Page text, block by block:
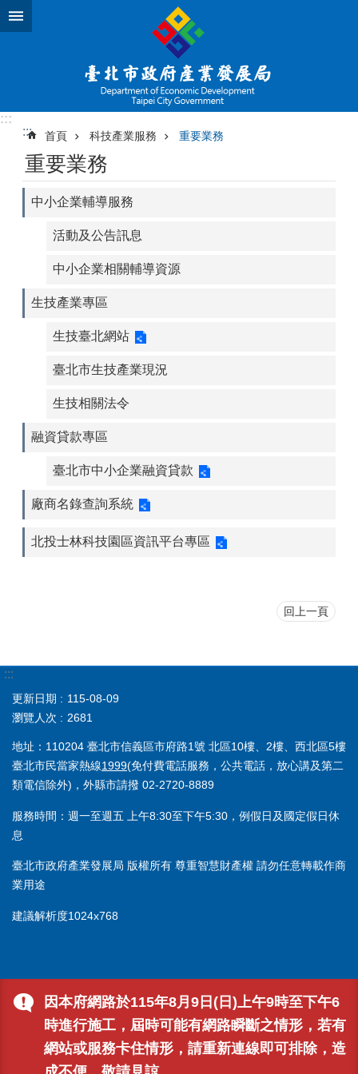
跳到主要內容區塊
:::
因本府網路於115年8月9日(日)上午9時至下午6
時進行施工，屆時可能有網路瞬斷之情形，若有
網站或服務卡住情形，請重新連線即可排除，造
::: 首頁 科技產業服務 重要業務
重要業務
中小企業輔導服務
活動及公告訊息
中小企業相關輔導資源
生技產業專區
生技臺北網站
臺北市生技產業現況
生技相關法令
融資貸款專區
臺北市中小企業融資貸款
廠商名錄查詢系統
北投士林科技園區資訊平台專區
回上一頁
:::
更新日期
115-08-09
瀏覽人次
2681
地址：110204 臺北市信義區市府路1號 北區10樓、2樓、西北區5樓
臺北市民當家熱線1999(免付費電話服務，公共電話，放心講及第二
類電信除外)，外縣市請撥 02-2720-8889
服務時間：週一至週五 上午8:30至下午5:30，例假日及國定假日休
息
臺北市政府產業發展局 版權所有 尊重智慧財產權 請勿任意轉載作商
業用途
建議解析度1024x768